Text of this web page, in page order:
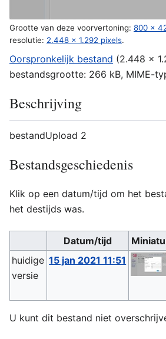
Grootte van deze voorvertoning: 800 ×
resolutie: 2.448 × 1.292 pixels.
Oorspronkelijk bestand (2.448 ×
bestandsgrootte: 266 kB, MIME-
Beschrijving
bestandUpload 2
Bestandsgeschiedenis
Klik op een datum/tijd om het
het destijds was.
Datum/tijd
huidige
versie
15 jan 2021 11:51
U kunt dit bestand niet